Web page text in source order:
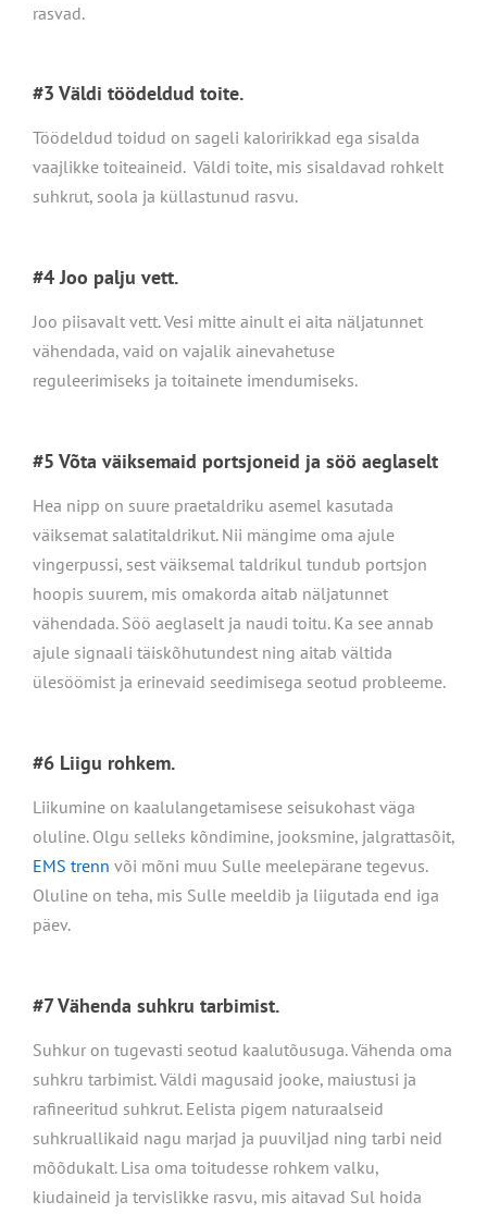
rasvad.
#3 Väldi töödeldud toite.
Töödeldud toidud on sageli kaloririkkad ega sisalda
vaajlikke toiteaineid. Väldi toite, mis sisaldavad rohkelt
suhkrut, soola ja küllastunud rasvu.
#4 Joo palju vett.
Joo piisavalt vett. Vesi mitte ainult ei aita näljatunnet
vähendada, vaid on vajalik ainevahetuse
reguleerimiseks ja toitainete imendumiseks.
#5 Võta väiksemaid portsjoneid ja söö aeglaselt
Hea nipp on suure praetaldriku asemel kasutada
väiksemat salatitaldrikut. Nii mängime oma ajule
vingerpussi, sest väiksemal taldrikul tundub portsjon
hoopis suurem, mis omakorda aitab näljatunnet
vähendada. Söö aeglaselt ja naudi toitu. Ka see annab
ajule signaali täiskõhutundest ning aitab vältida
ülesöömist ja erinevaid seedimisega seotud probleeme.
#6 Liigu rohkem.
Liikumine on kaalulangetamisese seisukohast väga
oluline. Olgu selleks kõndimine, jooksmine, jalgrattasõit,
EMS trenn või mõni muu Sulle meelepärane tegevus.
Oluline on teha, mis Sulle meeldib ja liigutada end iga
päev.
#7 Vähenda suhkru tarbimist.
Suhkur on tugevasti seotud kaalutõusuga. Vähenda oma
suhkru tarbimist. Väldi magusaid jooke, maiustusi ja
rafineeritud suhkrut. Eelista pigem naturaalseid
suhkruallikaid nagu marjad ja puuviljad ning tarbi neid
mõõdukalt. Lisa oma toitudesse rohkem valku,
kiudaineid ja tervislikke rasvu, mis aitavad Sul hoida